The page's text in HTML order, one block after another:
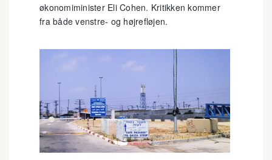
økonomiminister Eli Cohen. Kritikken kommer
fra både venstre- og højrefløjen.